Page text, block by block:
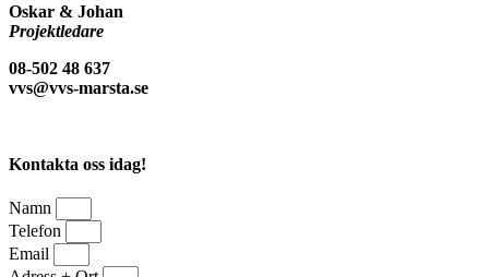
Oskar & Johan
Projektledare
08-502 48 637
vvs@vvs-marsta.se
Kontakta oss idag!
Namn
Telefon
Email